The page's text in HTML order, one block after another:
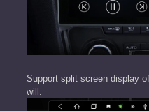
Support split screen display
will.